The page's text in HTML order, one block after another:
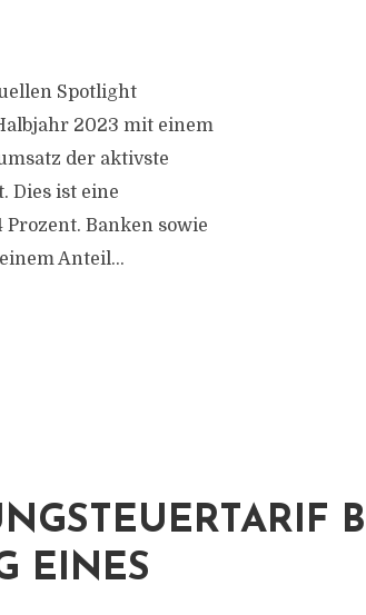
Spotlight
2023 mit einem
der aktivste
Dies ist eine
Banken sowie
Anteil...
EINES